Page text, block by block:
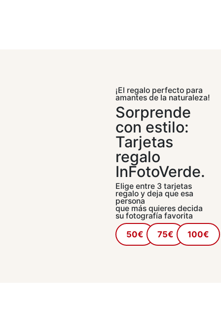
¡El regalo perfecto para
amantes de la naturaleza!
Sorprende
con estilo:
Tarjetas
regalo
InFotoVerde.
Elige entre 3 tarjetas
regalo y deja que esa
persona
que más quieres decida
su fotografía favorita
50€ 75€ 100€